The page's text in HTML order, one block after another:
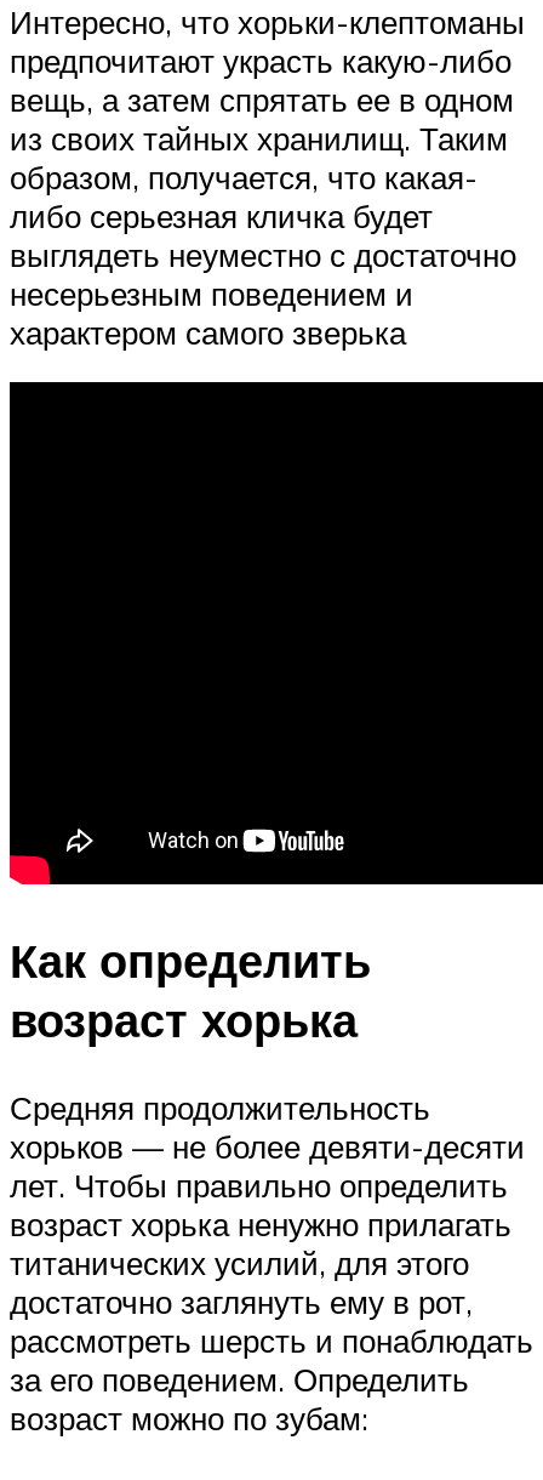
Интересно, что хорьки-клептоманы
предпочитают украсть какую-либо
вещь, а затем спрятать ее в одном
из своих тайных хранилищ. Таким
образом, получается, что какая-
либо серьезная кличка будет
выглядеть неуместно с достаточно
несерьезным поведением и
характером самого зверька
Как определить
возраст хорька
Средняя продолжительность
хорьков — не более девяти-десяти
лет. Чтобы правильно определить
возраст хорька ненужно прилагать
титанических усилий, для этого
достаточно заглянуть ему в рот,
рассмотреть шерсть и понаблюдать
за его поведением. Определить
возраст можно по зубам: